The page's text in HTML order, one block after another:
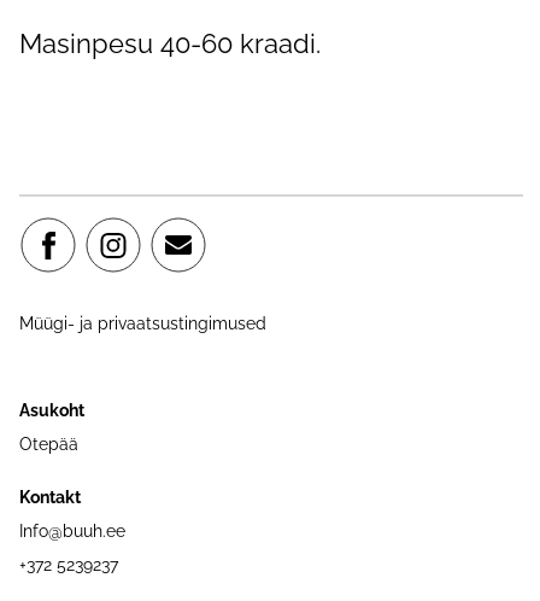
Masinpesu 40-60 kraadi.
Müügi- ja privaatsustingimused
Asukoht
Otepää
Kontakt
Info@buuh.ee
+372 5239237